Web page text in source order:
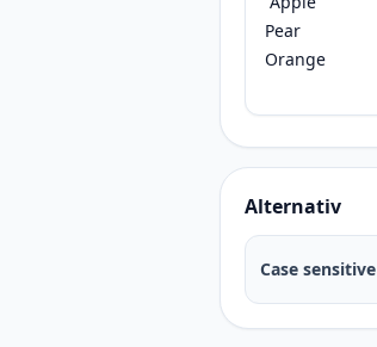
Alternativ
Case sensitive